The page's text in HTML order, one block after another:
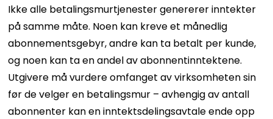
Ikke alle betalingsmurtjenester genererer inntekter
på samme måte. Noen kan kreve et månedlig
abonnementsgebyr, andre kan ta betalt per kunde,
og noen kan ta en andel av abonnentinntektene.
Utgivere må vurdere omfanget av virksomheten sin
før de velger en betalingsmur – avhengig av antall
abonnenter kan en inntektsdelingsavtale ende opp